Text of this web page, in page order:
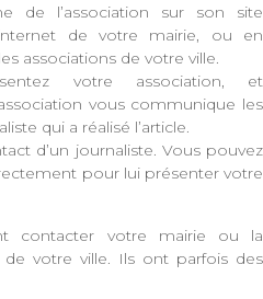
de l’association sur son site
de votre mairie, ou en
associations de votre ville.
votre association, et
vous communique les
qui a réalisé l’article.
d’un journaliste. Vous pouvez
pour lui présenter votre
contacter votre mairie ou la
de votre ville. Ils ont parfois des